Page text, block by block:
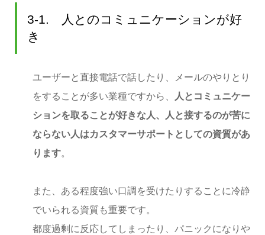
3-1. 人とのコミュニケーションが好
き
ユーザーと直接電話で話したり、メールのやりとり
をすることが多い業種ですから、
人とコミュニケー
ションを取ることが好きな人、人と接するのが苦に
ならない人はカスタマーサポートとしての資質があ
ります。
また、ある程度強い口調を受けたりすることに冷静
でいられる資質も重要です。
都度過剰に反応してしまったり、パニックになりや